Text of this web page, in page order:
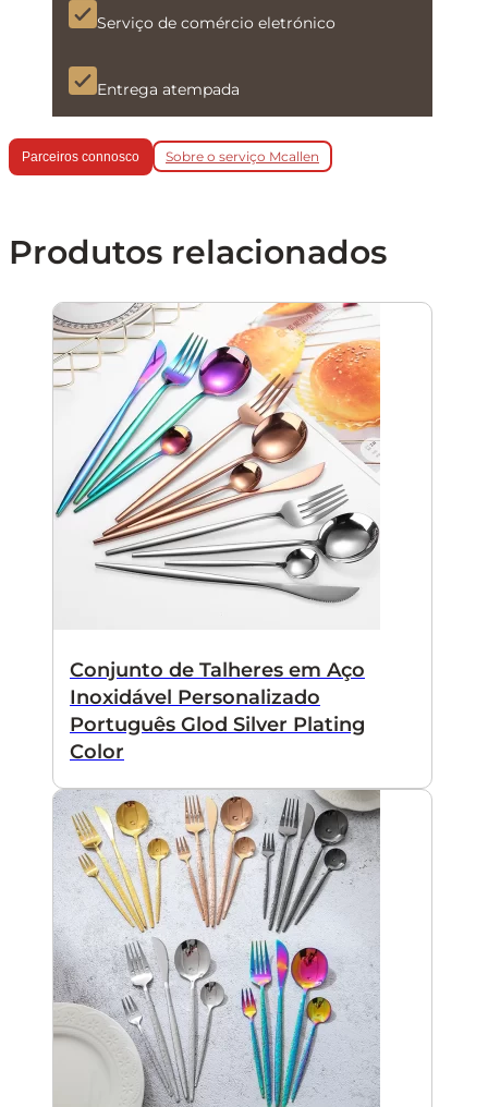
Serviço de comércio eletrónico
Entrega atempada
Parceiros connosco Sobre o serviço Mcallen
Produtos relacionados
Conjunto de Talheres em Aço
Inoxidável Personalizado
Português Glod Silver Plating
Color